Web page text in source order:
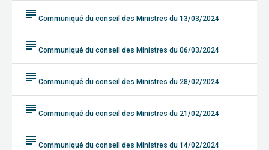
subject Communiqué du conseil des Ministres du 13/03/2024
subject Communiqué du conseil des Ministres du 06/03/2024
subject Communiqué du conseil des Ministres du 28/02/2024
subject Communiqué du conseil des Ministres du 21/02/2024
subject Communiqué du conseil des Ministres du 14/02/2024